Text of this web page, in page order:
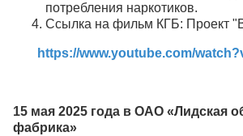
потребления наркотиков.
Ссылка на фильм КГБ: Проект
https://www.youtube.com/
15 мая 2025 года в ОАО «Лидская
фабрика»